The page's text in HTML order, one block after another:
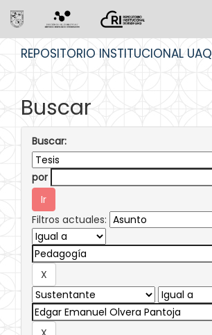
REPOSITORIO INSTITUCIONAL UAQ
Buscar
Buscar:
por
Filtros actuales: